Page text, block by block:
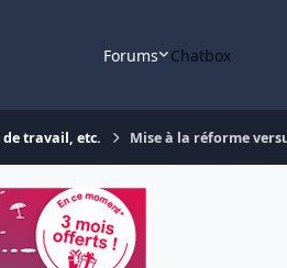
Forums Chatbox
de travail, etc. Mise à la réforme